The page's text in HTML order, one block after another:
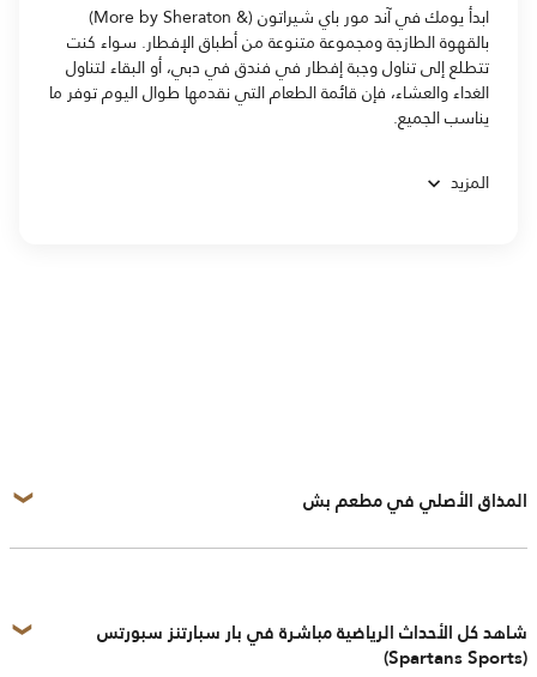
ابدأ يومك في آند مور باي شيراتون (& More by Sheraton)
بالقهوة الطازجة ومجموعة متنوعة من أطباق الإفطار. سواء كنت
تتطلع إلى تناول وجبة إفطار في فندق في دبي، أو البقاء لتناول
الغداء والعشاء، فإن قائمة الطعام التي نقدمها طوال اليوم توفر ما
يناسب الجميع.
المزيد
المذاق الأصلي في مطعم بش
شاهد كل الأحداث الرياضية مباشرة في بار سبارتنز سبورتس
(Spartans Sports)